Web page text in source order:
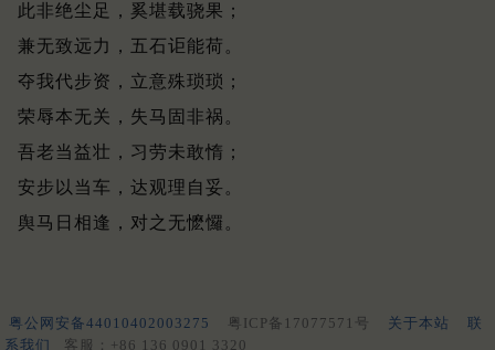
此非绝尘足，奚堪载骁果；
兼无致远力，五石讵能荷。
夺我代步资，立意殊琐琐；
荣辱本无关，失马固非祸。
吾老当益壮，习劳未敢惰；
安步以当车，达观理自妥。
舆马日相逢，对之无懡㦬。
粤公网安备44010402003275 粤ICP备17077571号 关于本站
联
系我们
客服：+86 136 0901 3320